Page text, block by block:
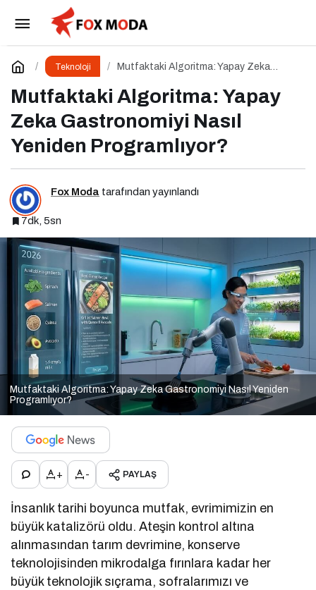
Teknoloji
Mutfaktaki Algoritma: Yapay Zeka
Programlıyor?
Mutfaktaki Algoritma: Yapay
Zeka Gastronomiyi Nasıl
Yeniden Programlıyor?
Fox Moda tarafından yayınlandı
7dk, 5sn
Mutfaktaki Algoritma: Yapay Zeka Gastronomiyi Nasıl Yeniden
Programlıyor?
+ - PAYLAŞ
İnsanlık tarihi boyunca mutfak, evrimimizin en
büyük katalizörü oldu. Ateşin kontrol altına
alınmasından tarım devrimine, konserve
teknolojisinden mikrodalga fırınlara kadar her
büyük teknolojik sıçrama, sofralarımızı ve
OpenClaw ve Moltbook: AI Agent Ekonomisinin
İlk Altyapıları
Yorum Yap